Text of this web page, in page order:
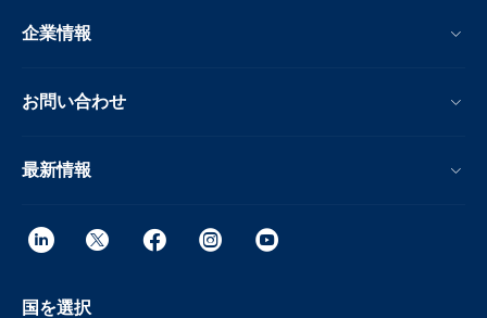
企業情報
お問い合わせ
最新情報
国を選択